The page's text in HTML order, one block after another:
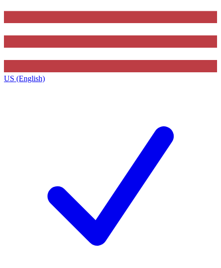
US (English)